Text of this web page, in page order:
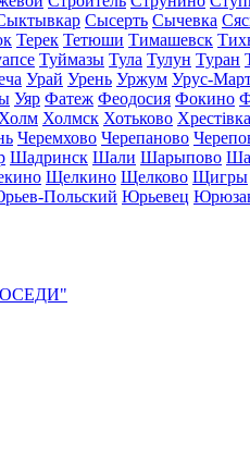
Сысерть Сычевка
Терек Тетюши Тимашевск
Туймазы Тула Тулун Туран
Урай Урень Уржум Урус-
Уяр Фатеж Феодосия Фокино
Холм Холмск Хотьково Хрестівка
Черемхово Черепаново
Шадринск Шали Шарыпово
Щелкино Щелково Щигры
Польский Юрьевец